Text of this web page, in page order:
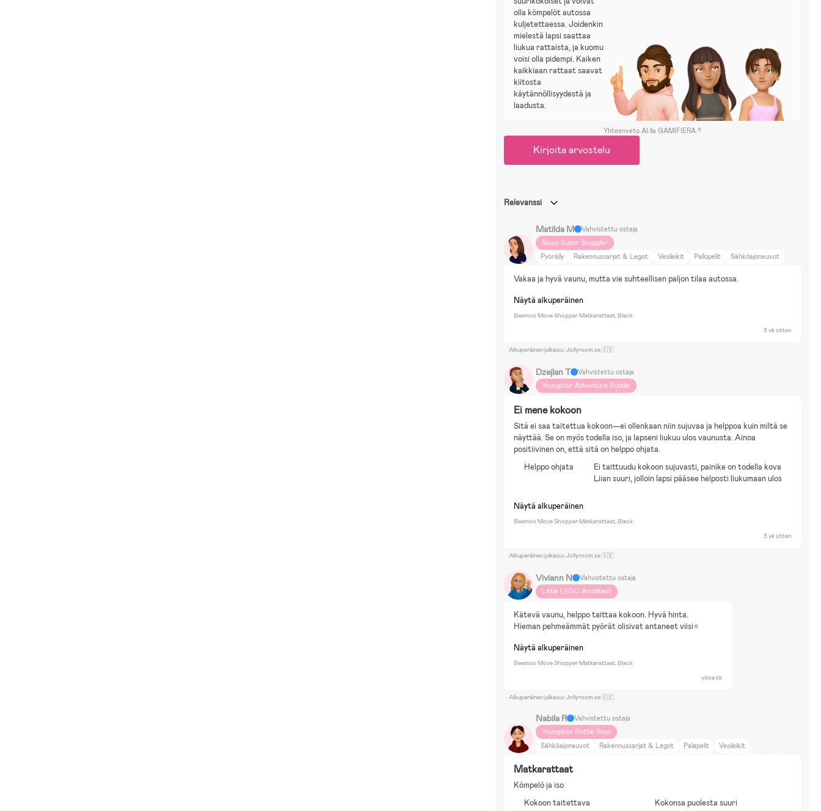
olla kömpelöt autossa
kuljetettaessa. Joidenkin
mielestä lapsi saattaa
liukua rattaista, ja kuomu
voisi olla pidempi. Kaiken
kaikkiaan rattaat saavat
kiitosta
käytännöllisyydestä ja
laadusta.
Yhteenveto AI:lla GAMIFIERA.®
Kirjoita arvostelu
Relevanssi
Matilda M
Vahvistettu ostaja
Sassy Super Snuggler
Pyöräily
Rakennussarjat & Legot Vesileikit Pallopelit
Sähköajoneuvot
Oma auto
Kävelen Matkustelu
Ruoka ja juoma
Vakaa ja hyvä vaunu, mutta vie suhteellisen paljon tilaa autossa.
Näytä alkuperäinen
Beemoo Move Shopper Matkarattaat, Black
3 vk sitten
Alkuperäinen julkaisu: Jollyroom.se 🇸🇪
Dzejlan T
Vahvistettu ostaja
Youngster Adventure Buddie
Ei mene kokoon
Sitä ei saa taitettua kokoon—ei ollenkaan niin sujuvaa ja helppoa kuin miltä se
näyttää. Se on myös todella iso, ja lapseni liukuu ulos vaunusta. Ainoa
positiivinen on, että sitä on helppo ohjata.
Helppo ohjata
Ei taittuudu kokoon sujuvasti, painike on todella kova
Liian suuri, jolloin lapsi pääsee helposti liukumaan ulos
Näytä alkuperäinen
Beemoo Move Shopper Matkarattaat, Black
3 vk sitten
Alkuperäinen julkaisu: Jollyroom.se 🇸🇪
Viviann N
Vahvistettu ostaja
Little LEGO Architect
Kätevä vaunu, helppo taittaa kokoon. Hyvä hinta.
Hieman pehmeämmät pyörät olisivat antaneet viisi⭐️
Näytä alkuperäinen
Beemoo Move Shopper Matkarattaat, Black
viime kk
Alkuperäinen julkaisu: Jollyroom.se 🇸🇪
Nabila R
Vahvistettu ostaja
Youngster Bottle Boss
Sähköajoneuvot
Rakennussarjat & Legot Palapelit
Vesileikit
Brandman Sam
Ruoka ja juoma
Sisustus
Elokuvat ja kirjallisuus Britex
Matkarattaat
Kömpelö ja iso
Kokoon taitettava
Kokonsa puolesta suuri